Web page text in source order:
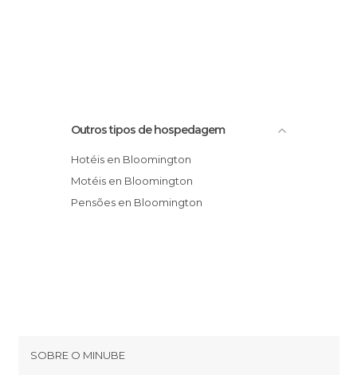
Outros tipos de hospedagem
Hotéis en Bloomington
Motéis en Bloomington
Pensões en Bloomington
SOBRE O MINUBE